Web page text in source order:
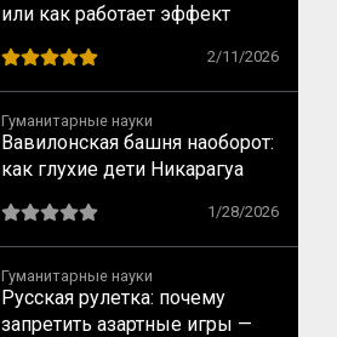
или как работает эффект
2/11/2026
Гуманитарные науки
Вавилонская башня наоборот:
как глухие дети Никарагуа
было (и как на их примере
создаются субкультуры)
1/28/2026
Гуманитарные науки
Русская рулетка: почему
запретить азартные игры —